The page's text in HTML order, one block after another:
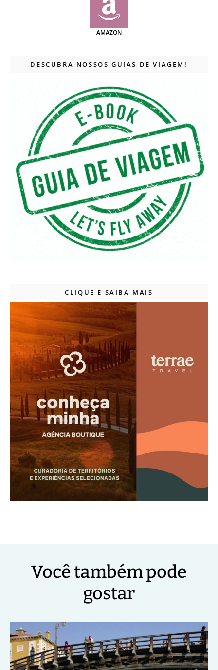
AMAZON
DESCUBRA NOSSOS GUIAS DE VIAGEM!
CLIQUE E SAIBA MAIS
Você também pode
gostar